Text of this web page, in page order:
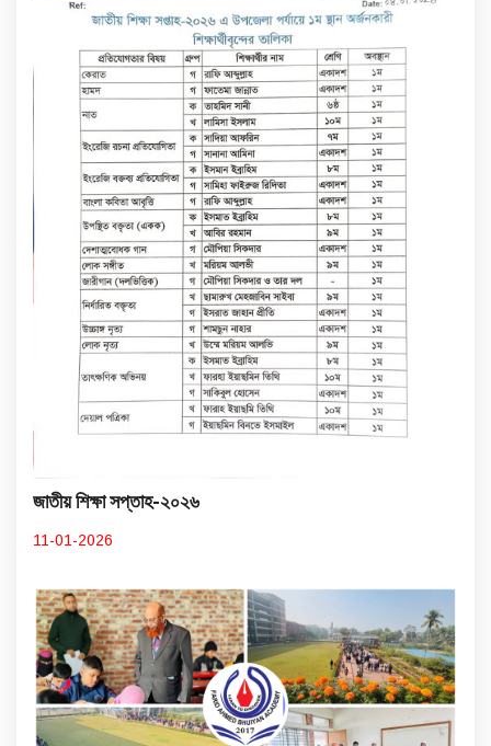
জাতীয় শিক্ষা সপ্তাহ-২০২৬
11-01-2026